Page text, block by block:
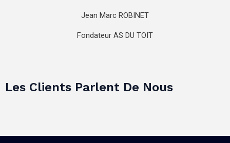
Jean Marc ROBINET
Fondateur AS DU TOIT
Les Clients Parlent De Nous